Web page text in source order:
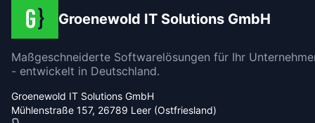
Groenewold IT Solutions GmbH
Maßgeschneiderte Softwarelösungen für Ihr
- entwickelt in Deutschland.
Groenewold IT Solutions GmbH
Mühlenstraße 157, 26789 Leer (Ostfriesland)